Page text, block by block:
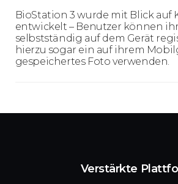
BioStation 3 wurde mit Blick auf
entwickelt – Benutzer können
selbstständig auf dem Gerät
hierzu sogar ein auf ihrem
gespeichertes Foto verwenden.
Verstärkte